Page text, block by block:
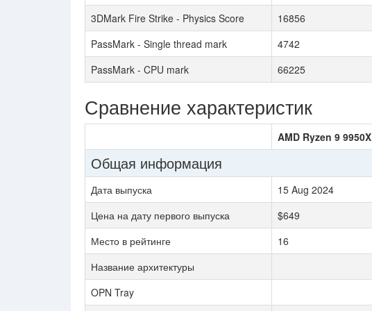
3DMark Fire Strike - Physics Score 16856
PassMark - Single thread mark
4742
PassMark - CPU mark
66225
Сравнение характеристик
AMD Ryzen 9 9950X
Общая информация
Дата выпуска 15 Aug 2024
Цена на дату первого выпуска
$649
Место в рейтинге
16
Название архитектуры
OPN Tray